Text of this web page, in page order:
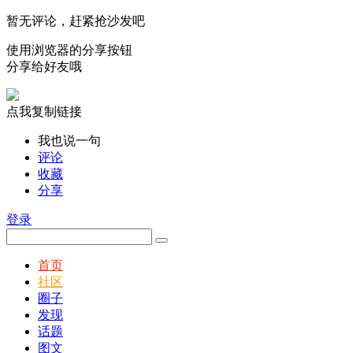
暂无评论，赶紧抢沙发吧
使用浏览器的分享按钮
分享给好友哦
点我复制链接
我也说一句
评论
收藏
分享
登录
首页
社区
圈子
发现
话题
图文